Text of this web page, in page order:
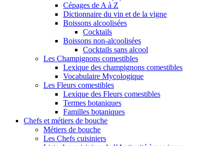
Cépages de A à Z
Dictionnaire du vin et de la vigne
Boissons alcoolisées
Cocktails
Boissons non-alcoolisées
Cocktails sans alcool
Les Champignons comestibles
Lexique des champignons comestibles
Vocabulaire Mycologique
Les Fleurs comestibles
Lexique des Fleurs comestibles
Termes botaniques
Familles botaniques
Chefs et métiers de bouche
Métiers de bouche
Les Chefs cuisiniers